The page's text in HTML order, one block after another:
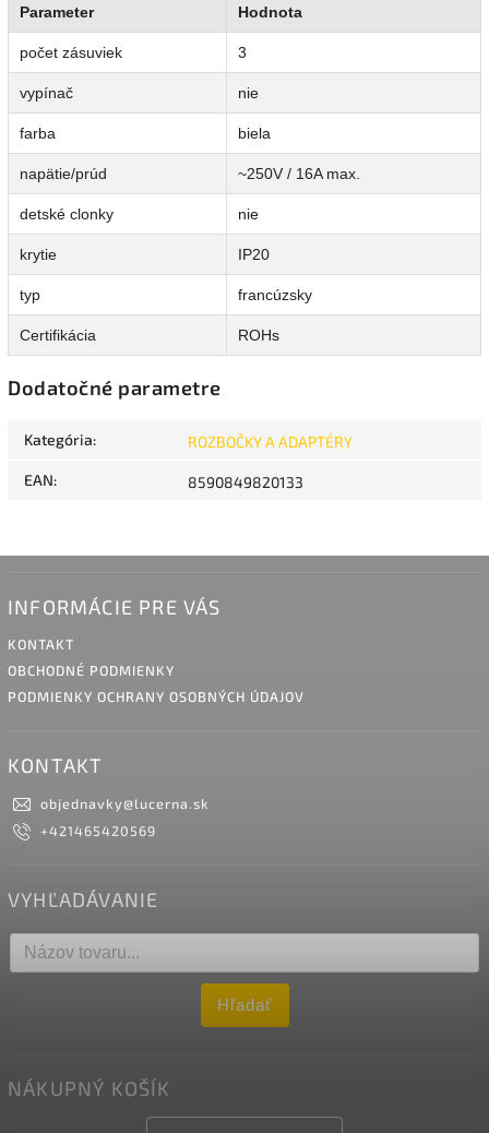
Parameter Hodnota
počet zásuviek 3
vypínač nie
farba biela
napätie/prúd ~250V / 16A max.
detské clonky nie
krytie IP20
typ francúzsky
Certifikácia ROHs
Dodatočné parametre
Kategória: ROZBOČKY A ADAPTÉRY
EAN: 8590849820133
INFORMÁCIE PRE VÁS
KONTAKT
OBCHODNÉ PODMIENKY
PODMIENKY OCHRANY OSOBNÝCH ÚDAJOV
KONTAKT
objednavky@lucerna.sk
+421465420569
VYHĽADÁVANIE
Hľadať
NÁKUPNÝ KOŠÍK